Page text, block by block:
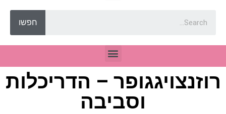
חפשו
רוזנצויגגופר – הדריכלות
וסביבה